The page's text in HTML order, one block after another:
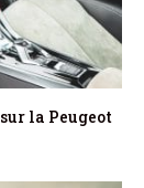
la Peugeot